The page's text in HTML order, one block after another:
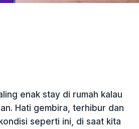
enak stay di rumah kalau
Hati gembira, terhibur dan
seperti ini, di saat kita